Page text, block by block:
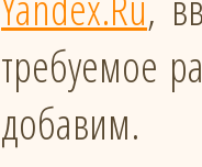
требуемое
добавим.